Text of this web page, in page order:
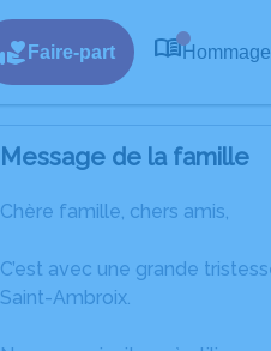
Faire-part
Message de la famille
Chère famille, chers amis,
C’est avec une grande
Saint-Ambroix.